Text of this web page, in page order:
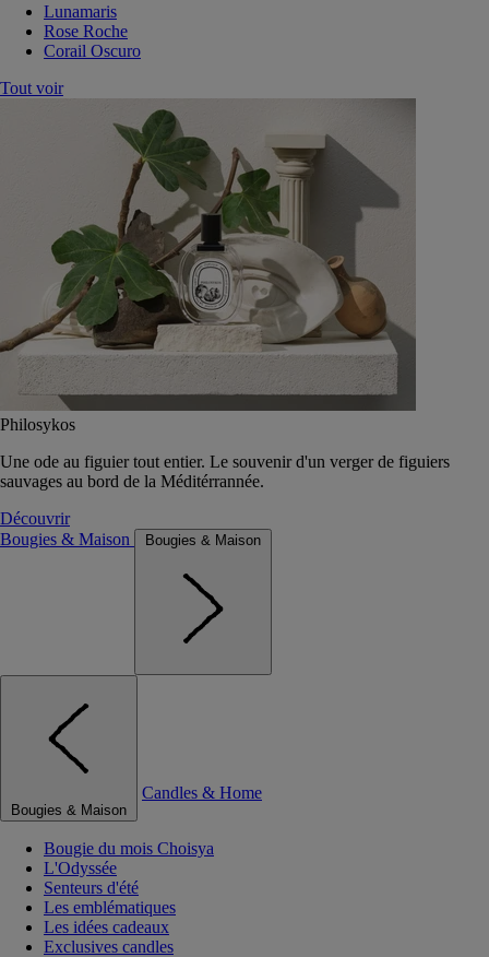
Lunamaris
Rose Roche
Corail Oscuro
Tout voir
Philosykos
Une ode au figuier tout entier. Le souvenir d'un verger de figuiers
sauvages au bord de la Méditérrannée.
Découvrir
Bougies & Maison
Bougies & Maison
Bougies & Maison
Candles & Home
Bougie du mois Choisya
L'Odyssée
Senteurs d'été
Les emblématiques
Les idées cadeaux
Exclusives candles